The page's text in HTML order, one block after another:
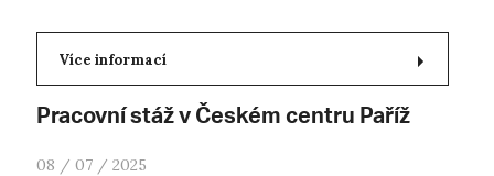
Více informací
Pracovní stáž v Českém centru Paříž
08 / 07 / 2025